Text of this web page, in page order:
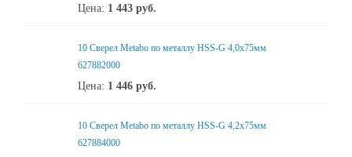
Цена: 1 443 руб.
10 Сверел Metabo по металлу HSS-G 4,0x75мм
627882000
Цена: 1 446 руб.
10 Сверел Metabo по металлу HSS-G 4,2x75мм
627884000